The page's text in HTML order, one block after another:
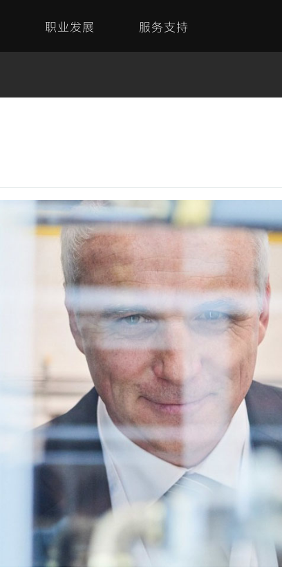
职业发展 服务支持